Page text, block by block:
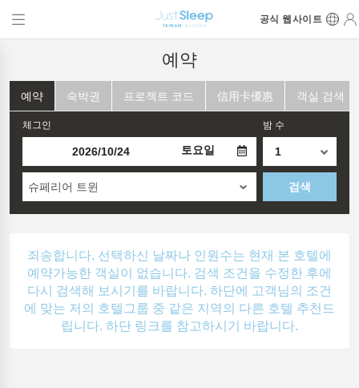
공식 웹사이트
예약
예약 숙박권 프로젝트 코드 信用卡優惠 객실 검색
체그인
토요일
밤 수
슈페리어 트윈 검색
죄송합니다. 선택하신 날짜나 인원수는 현재 본 호텔에
예약가능한 객실이 없습니다. 검색 조건을 수정한 후에
다시 검색해 보시기를 바랍니다. 하단에 고객님의 조건
에 맞는 저의 호텔그룹 중 같은 지역의 다른 호텔 추천드
립니다. 하단 링크를 참고하시기 바랍니다.